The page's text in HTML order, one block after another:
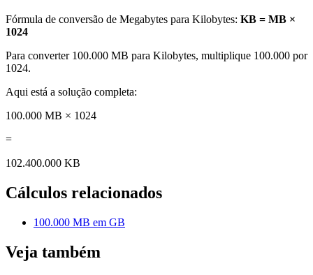
Fórmula de conversão de Megabytes para Kilobytes: KB = MB ×
1024
Para converter 100.000 MB para Kilobytes, multiplique 100.000 por
1024.
Aqui está a solução completa:
100.000 MB × 1024
=
102.400.000 KB
Cálculos relacionados
100.000 MB em GB
Veja também